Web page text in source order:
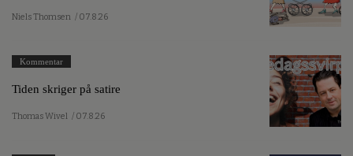
Niels Thomsen / 07.8.26
Kommentar
Tiden skriger på satire
Thomas Wivel / 07.8.26